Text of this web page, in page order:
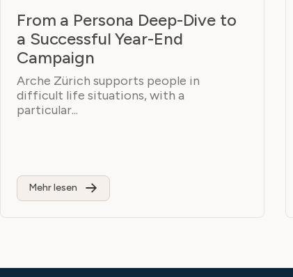
From a Persona Deep-Dive to
a Successful Year-End
Campaign
Arche Zürich supports people in
difficult life situations, with a
particular...
Mehr lesen